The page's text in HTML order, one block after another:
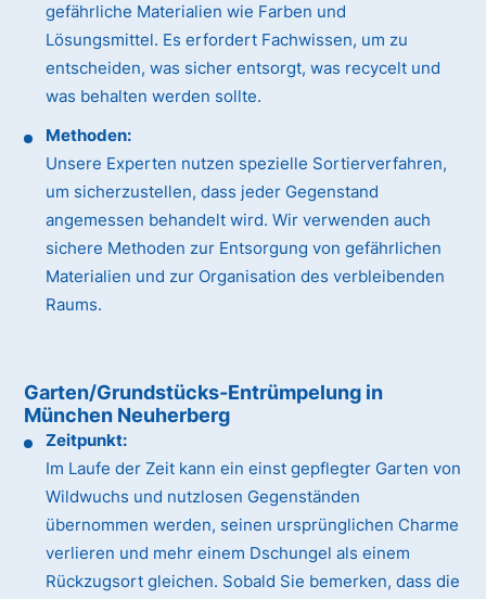
gefährliche Materialien wie Farben und
Lösungsmittel. Es erfordert Fachwissen, um zu
entscheiden, was sicher entsorgt, was recycelt und
was behalten werden sollte.
Methoden:
Unsere Experten nutzen spezielle Sortierverfahren,
um sicherzustellen, dass jeder Gegenstand
angemessen behandelt wird. Wir verwenden auch
sichere Methoden zur Entsorgung von gefährlichen
Materialien und zur Organisation des verbleibenden
Raums.
Garten/Grundstücks-Entrümpelung in
München Neuherberg
Zeitpunkt:
Im Laufe der Zeit kann ein einst gepflegter Garten von
Wildwuchs und nutzlosen Gegenständen
übernommen werden, seinen ursprünglichen Charme
verlieren und mehr einem Dschungel als einem
Rückzugsort gleichen. Sobald Sie bemerken, dass die